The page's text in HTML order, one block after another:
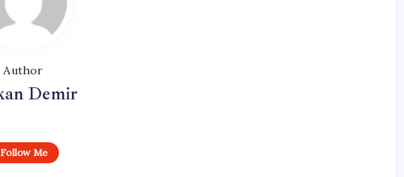
Author
Demir
Follow Me